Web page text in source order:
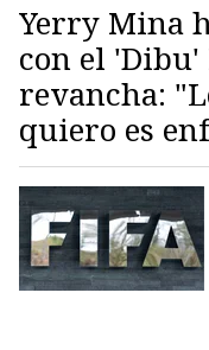
Yerry Mina
con el
revancha:
quiero es